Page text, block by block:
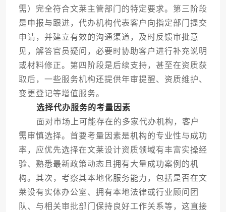
需）完全符合文莱主管部门的特定要求。第三阶段
是申报与跟进，代办机构代表客户向指定部门提交
申请，并建立有效的沟通渠道，及时反馈审批意
见，解答官员疑问，必要时协助客户进行补充说明
或材料修正。第四阶段是后续支持，甚至在资质获
取后，一些服务机构还提供年审提醒、资质维护、
变更登记等增值服务。
选择代办服务的考量因素
面对市场上可能存在的多家代办机构，客户
需审慎选择。首要考量因素是机构的专业性与成功
率，应优先选择在文莱设计资质领域有丰富实操经
验、熟悉最新政策动态且拥有大量成功案例的机
构。其次，考察其本地化服务能力，包括是否在文
莱设有实体办公室、拥有本地法律或行业顾问团
队、与相关审批部门保持良好工作关系等，这直接